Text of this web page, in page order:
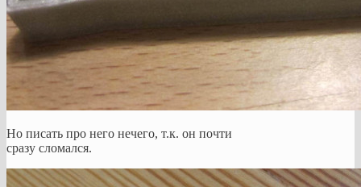
Но писать про него нечего, т.к. он почти
сразу сломался.